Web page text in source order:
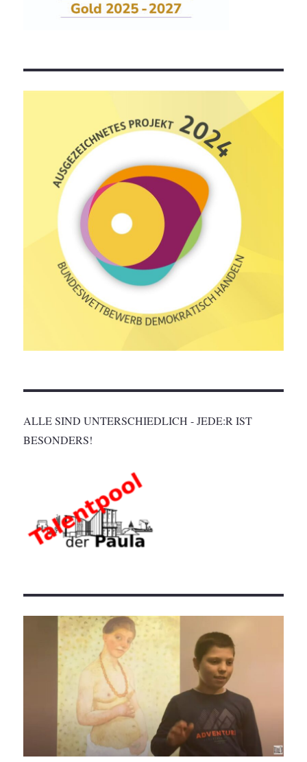
ALLE SIND UNTERSCHIEDLICH - JEDE:R IST
BESONDERS!